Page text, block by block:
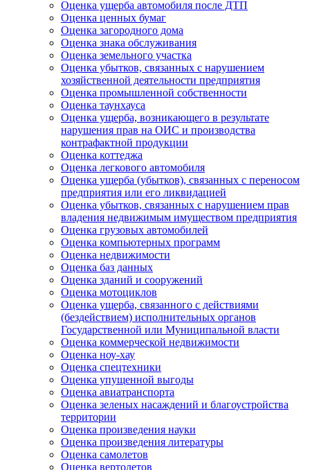
Оценка ущерба автомобиля после ДТП
Оценка ценных бумаг
Оценка загородного дома
Оценка знака обслуживания
Оценка земельного участка
Оценка убытков, связанных с нарушением
хозяйственной деятельности предприятия
Оценка промышленной собственности
Оценка таунхауса
Оценка ущерба, возникающего в результате
нарушения прав на ОИС и производства
контрафактной продукции
Оценка коттеджа
Оценка легкового автомобиля
Оценка ущерба (убытков), связанных с переносом
предприятия или его ликвидацией
Оценка убытков, связанных с нарушением прав
владения недвижимым имуществом предприятия
Оценка грузовых автомобилей
Оценка компьютерных программ
Оценка недвижимости
Оценка баз данных
Оценка зданий и сооружений
Оценка мотоциклов
Оценка ущерба, связанного с действиями
(бездействием) исполнительных органов
Государственной или Муниципальной власти
Оценка коммерческой недвижимости
Оценка ноу-хау
Оценка спецтехники
Оценка упущенной выгоды
Оценка авиатранспорта
Оценка зеленых насаждений и благоустройства
территории
Оценка произведения науки
Оценка произведения литературы
Оценка самолетов
Оценка вертолетов